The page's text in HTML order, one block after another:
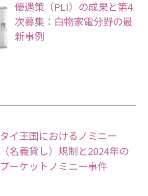
優遇策（PLI）の成果と第4
次募集：白物家電分野の最
新事例
タイ王国におけるノミニー
（名義貸し）規制と2024年の
プーケットノミニー事件